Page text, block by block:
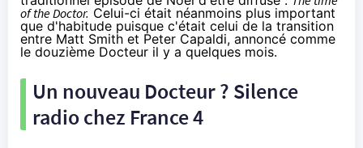
of the Doctor. Celui-ci était néanmoins plus important
que d'habitude puisque c'était celui de la transition
entre Matt Smith et Peter Capaldi, annoncé comme
le douzième Docteur il y a quelques mois.
Un nouveau Docteur ? Silence
radio chez France 4